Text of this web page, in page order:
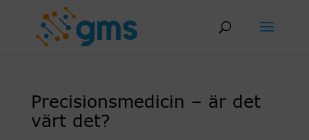
Precisionsmedicin – är det
värt det?